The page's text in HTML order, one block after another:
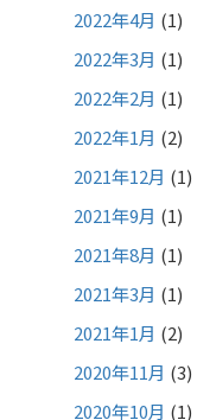
2022年4月 (1)
2022年3月 (1)
2022年2月 (1)
2022年1月 (2)
2021年12月 (1)
2021年9月 (1)
2021年8月 (1)
2021年3月 (1)
2021年1月 (2)
2020年11月 (3)
2020年10月 (1)